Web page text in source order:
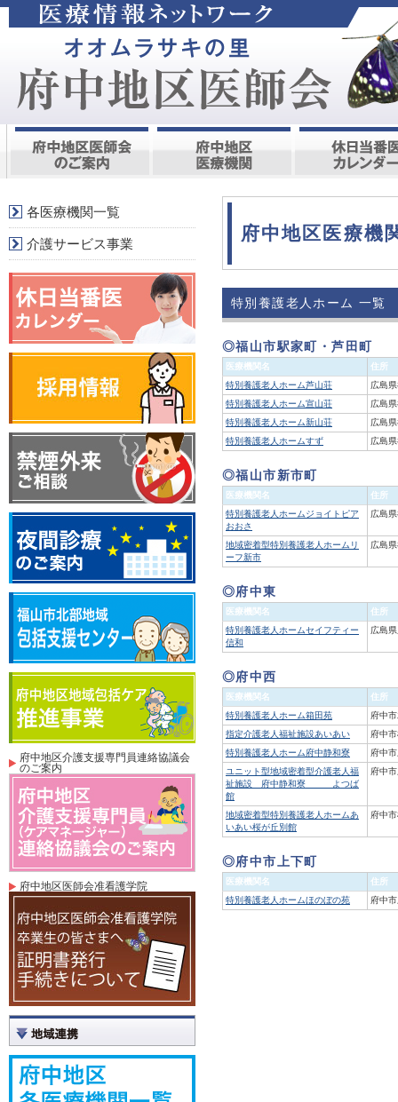
府中地区医療機
特別養護老人ホーム 一覧
◎福山市駅家町・芦田町
医療機関名
住所
特別養護老人ホーム芦山荘
広島
特別養護老人ホーム宣山荘
広島
特別養護老人ホーム新山荘
広島
特別養護老人ホームすず
広島
◎福山市新市町
医療機関名
住所
特別養護老人ホームジョイトピア
おおさ
広島
地域密着型特別養護老人ホームリ
ーフ新市
広島
◎府中東
医療機関名
住所
特別養護老人ホームセイフティー
信和
広島
◎府中西
医療機関名
住所
特別養護老人ホーム箱田苑
府中
指定介護老人福祉施設あいあい
府中
特別養護老人ホーム府中静和寮
府中
ユニット型地域密着型介護老人福
祉施設 府中静和寮 よつば
館
府中
地域密着型特別養護老人ホームあ
いあい桜が丘別館
府中
◎府中市上下町
医療機関名
住所
特別養護老人ホームほのぼの苑
府中
各医療機関一覧
介護サービス事業
府中地区介護支援専門員連絡協議会
のご案内
府中地区医師会准看護学院